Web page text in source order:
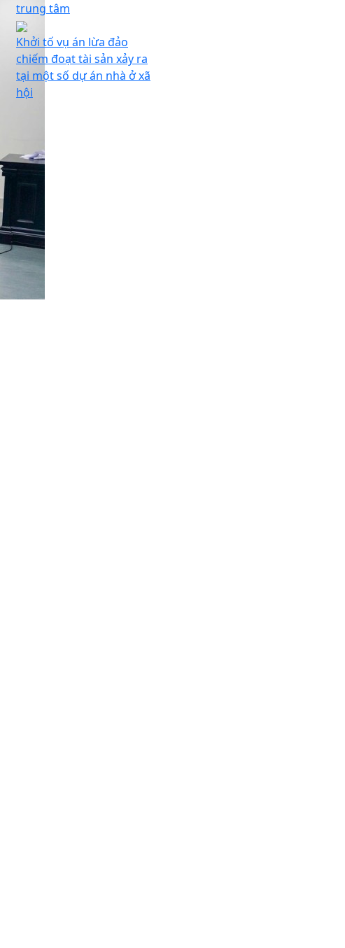
trung tâm
Khởi tố vụ án lừa đảo
chiếm đoạt tài sản xảy ra
tại một số dự án nhà ở xã
hội